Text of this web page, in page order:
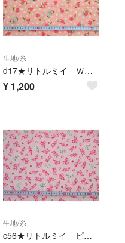
生地/糸
d17★リトルミイ Ｗガーゼ生地★
¥ 1,200
生地/糸
c56★リトルミイ ピンク シーチング生地★